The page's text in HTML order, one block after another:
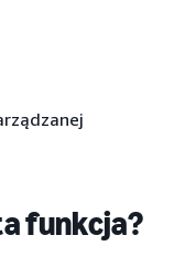
funkcja?